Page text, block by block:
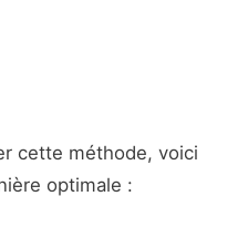
cette méthode, voici
optimale :